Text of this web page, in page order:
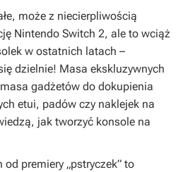
może z niecierpliwością
Nintendo Switch 2, ale to wciąż
w ostatnich latach –
dzielnie! Masa ekskluzywnych
gadżetów do dokupienia
etui, padów czy naklejek na
jak tworzyć konsole na
premiery „pstryczek” to